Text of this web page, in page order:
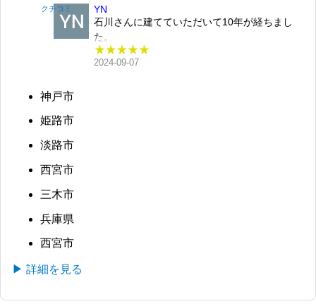
ご相談させていただいた際、「こんなに居心地
がよくてお洒落な家は初めて！」と感動したの
を今でも覚えています。その空間にいるだけで
ワクワクして、ぜひ我が家のリフォームをお願
クチコミ
YN
石川さんに建てていただいて10年が経ちまし
た。
光の陰影を活かしたデザイン性の高い建物で気
に入っています。使われている素材は熟考され
2024-09-07
神戸市
姫路市
淡路市
西宮市
三木市
兵庫県
西宮市
▶ 詳細を見る